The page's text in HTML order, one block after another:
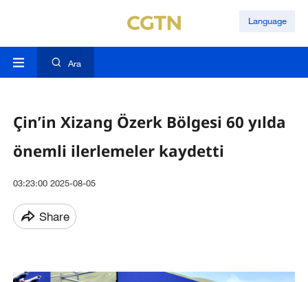
Language
Ara
Çin’in Xizang Özerk Bölgesi 60 yılda
önemli ilerlemeler kaydetti
03:23:00 2025-08-05
Share